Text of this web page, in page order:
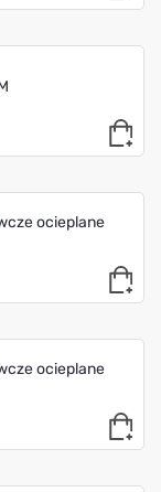
ocieplane
ocieplane